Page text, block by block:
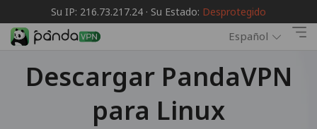
Su IP: 216.73.217.24 · Su Estado: Desprotegido
Español
Descargar PandaVPN
para Linux